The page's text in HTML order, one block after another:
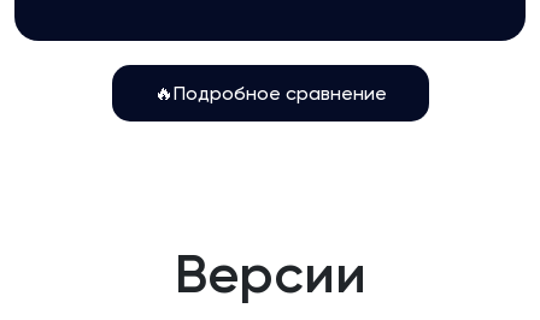
🔥Подробное сравнение
Версии